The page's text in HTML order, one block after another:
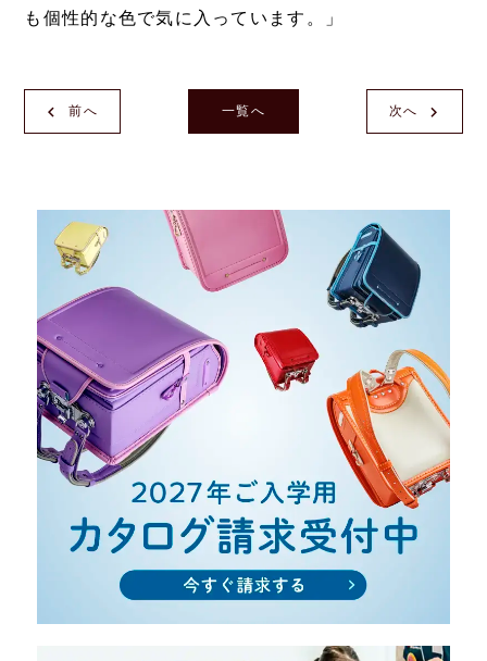
も個性的な色で気に入っています。」
前へ 次へ
一覧へ